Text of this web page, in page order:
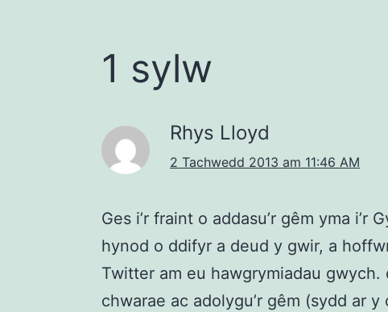
1 sylw
Rhys Lloyd
2 Tachwedd 2013 am 11:46 AM
Ges i’r fraint o addasu’r gêm yma i’r
hynod o ddifyr a deud y gwir, a
Twitter am eu hawgrymiadau
chwarae ac adolygu’r gêm (sydd ar